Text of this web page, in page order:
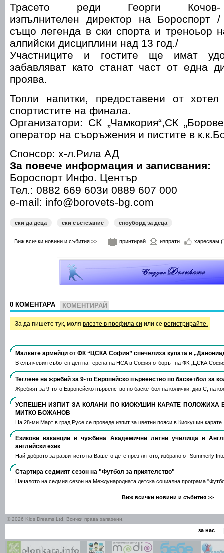
Трасето реди Георги Кочов-
изпълнителен директор на Бороспорт /
също легенда в ски спорта и треноьор
алпийски дисциплини над 13 год./
Участниците и гостите ще имат
забавляват като станат част от една
проява.
Топли напитки, предоставени от
спортистите на финала.
Организатори: СК „Чамкория“,СК
оператор на съоръжения и пистите в
Спонсор: х-л.Рила АД
За повече информация и записвания:
Бороспорт Инфо. Център
Тел.: 0882 669 603и 0889 607 000
e-mail: info@borovets-bg.com
ски да деца ски състезание сноуборд за деца
Виж всички новини и събития >> принтирай изпрати харесвам
0 КОМЕНТАРА КОМЕНТИРАЙ
За да пишете тук, моля влезте в профила си или се регистрирайте.
Малките армейци от ФК “ЦСКА София” спечелиха купата в
В слънчевия съботен ден на терена на НСА в София отборът на ФК „ЦСКА
Теглене на жребий за 9-то Европейско първенство по баскетбол за
Жребият за 9-тото Европейско първенство по баскетбол на колички, див.С, на
УСПЕШЕН ИЗПИТ ЗА КОЛАНИ ПО КИОКУШИН КАРАТЕ ПОЛОЖИХА
МИТКО БОЖАНОВ
На 28-ми Март в град Русе се проведе изпит за цветни пояси в Киокушин
Езикови ваканции​ в чужбина Академични летни училища в
английски език
Най-доброто за развитието на Вашето дете през лятото, избрано от Summerly
Стартира седмият сезон на "Футбол за приятелство"
Началото на седмия сезон на Международната детска социална програма
Виж всички новини и събития >>
© 2026 Kids Dreams Ltd. Всички права запазени.
за нас |